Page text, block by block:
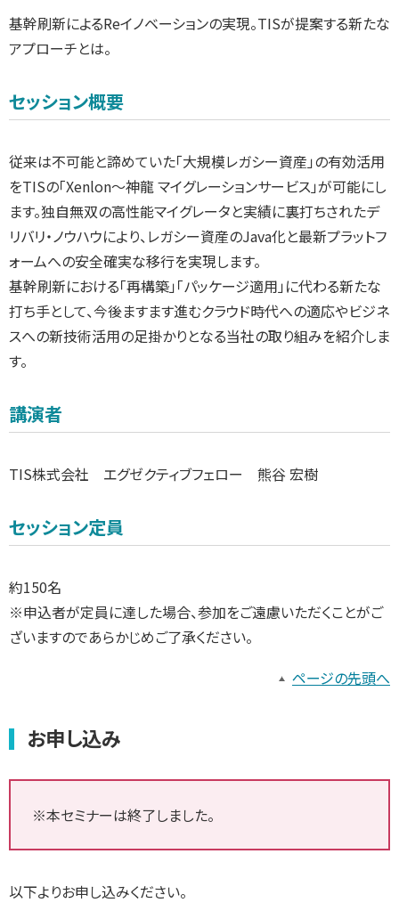
基幹刷新によるReイノベーションの実現。TISが提案する新たな
アプローチとは。
セッション概要
従来は不可能と諦めていた「大規模レガシー資産」の有効活用
をTISの「Xenlon～神龍 マイグレーションサービス」が可能にし
ます。独自無双の高性能マイグレータと実績に裏打ちされたデ
リバリ・ノウハウにより、レガシー資産のJava化と最新プラットフ
ォームへの安全確実な移行を実現します。
基幹刷新における「再構築」「パッケージ適用」に代わる新たな
打ち手として、今後ますます進むクラウド時代への適応やビジネ
スへの新技術活用の足掛かりとなる当社の取り組みを紹介しま
す。
講演者
TIS株式会社 エグゼクティブフェロー 熊谷 宏樹
セッション定員
約150名
※申込者が定員に達した場合、参加をご遠慮いただくことがご
ざいますのであらかじめご了承ください。
ページの先頭へ
お申し込み
※本セミナーは終了しました。
以下よりお申し込みください。